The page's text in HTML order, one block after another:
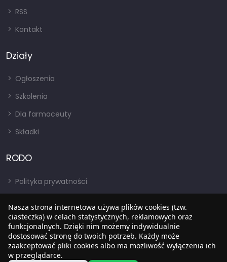
RSS
Kontakt
Działy
Ogłoszenia
Szkolenia
Dla farmaceuty
Składki
RODO
Polityka prywatności
RODO
BIP
Nasza strona internetowa używa plików cookies (tzw.
ciasteczka) w celach statystycznych, reklamowych oraz
funkcjonalnych. Dzięki nim możemy indywidualnie
dostosować stronę do twoich potrzeb. Każdy może
zaakceptować pliki cookies albo ma możliwość wyłączenia ich
w przeglądarce.